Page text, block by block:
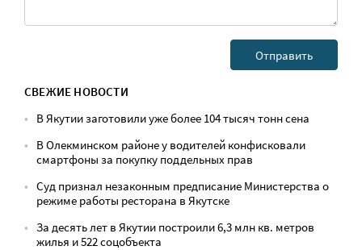
СВЕЖИЕ НОВОСТИ
В Якутии заготовили уже более 104 тысяч тонн сена
В Олекминском районе у водителей конфисковали
смартфоны за покупку поддельных прав
Суд признал незаконным предписание Министерства о
режиме работы ресторана в Якутске
За десять лет в Якутии построили 6,3 млн кв. метров
жилья и 522 соцобъекта